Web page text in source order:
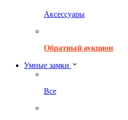
Аксессуары
Обратный аукцион
Умные замки
Все